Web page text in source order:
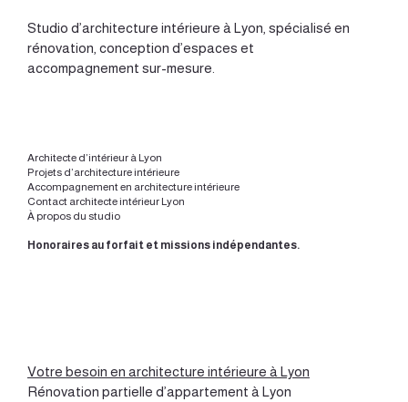
Studio d’architecture intérieure à Lyon , spécialisé en
rénovation, conception d’espaces et
accompagnement sur-mesure.
Architecte d’intérieur à Lyon
Projets d’architecture intérieure
Accompagnement en architecture intérieure
Contact architecte intérieur Lyon
À propos du studio
Honoraires au forfait et missions indépendantes.
Votre besoin en architecture intérieure à Lyon
Rénovation partielle d’appartement à Lyon